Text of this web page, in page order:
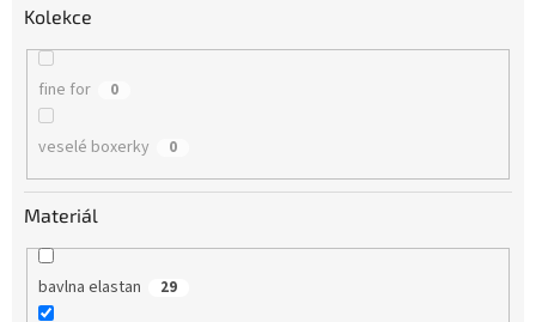
Kolekce
fine for 0
veselé boxerky 0
Materiál
bavlna elastan 29